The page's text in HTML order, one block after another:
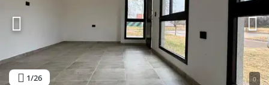
1/26 0